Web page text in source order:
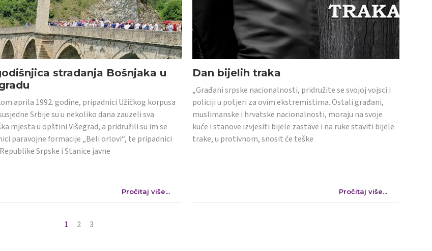
stradanja Bošnjaka u
aprila 1992. godine, pripadnici Užičkog korpusa
Srbije su u nekoliko dana zauzeli sva
mjesta u opštini Višegrad, a pridružili su im se
paravojne formacije „Beli orlovi“, te pripadnici
Srpske i Stanice javne
Pročitaj više...
Dan bijelih traka
„Građani srpske nacionalnosti, pridružite se svojoj vojsci i
policiji u potjeri za ovim ekstremistima. Ostali građani,
muslimanske i hrvatske nacionalnosti, moraju na svoje
kuće i stanove izvjesiti bijele zastave i na ruke staviti bijele
trake, u protivnom, snosit će teške
Pročitaj više...
1 2 3